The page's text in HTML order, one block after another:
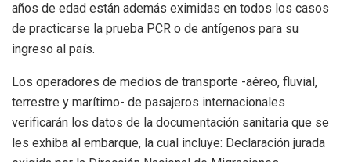
años de edad están además eximidas en todos los casos
de practicarse la prueba PCR o de antígenos para su
ingreso al país.
Los operadores de medios de transporte -aéreo, fluvial,
terrestre y marítimo- de pasajeros internacionales
verificarán los datos de la documentación sanitaria que se
les exhiba al embarque, la cual incluye: Declaración jurada